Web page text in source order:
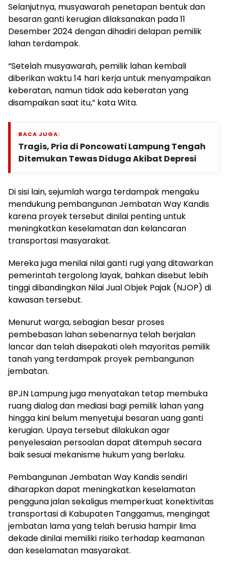
Selanjutnya, musyawarah penetapan bentuk dan
besaran ganti kerugian dilaksanakan pada 11
Desember 2024 dengan dihadiri delapan pemilik
lahan terdampak.
“Setelah musyawarah, pemilik lahan kembali
diberikan waktu 14 hari kerja untuk menyampaikan
keberatan, namun tidak ada keberatan yang
disampaikan saat itu,” kata Wita.
BACA JUGA:
Tragis, Pria di Poncowati Lampung Tengah
Ditemukan Tewas Diduga Akibat Depresi
Di sisi lain, sejumlah warga terdampak mengaku
mendukung pembangunan Jembatan Way Kandis
karena proyek tersebut dinilai penting untuk
meningkatkan keselamatan dan kelancaran
transportasi masyarakat.
Mereka juga menilai nilai ganti rugi yang ditawarkan
pemerintah tergolong layak, bahkan disebut lebih
tinggi dibandingkan Nilai Jual Objek Pajak (NJOP) di
kawasan tersebut.
Menurut warga, sebagian besar proses
pembebasan lahan sebenarnya telah berjalan
lancar dan telah disepakati oleh mayoritas pemilik
tanah yang terdampak proyek pembangunan
jembatan.
BPJN Lampung juga menyatakan tetap membuka
ruang dialog dan mediasi bagi pemilik lahan yang
hingga kini belum menyetujui besaran uang ganti
kerugian. Upaya tersebut dilakukan agar
penyelesaian persoalan dapat ditempuh secara
baik sesuai mekanisme hukum yang berlaku.
Pembangunan Jembatan Way Kandis sendiri
diharapkan dapat meningkatkan keselamatan
pengguna jalan sekaligus memperkuat konektivitas
transportasi di Kabupaten Tanggamus, mengingat
jembatan lama yang telah berusia hampir lima
dekade dinilai memiliki risiko terhadap keamanan
dan keselamatan masyarakat.